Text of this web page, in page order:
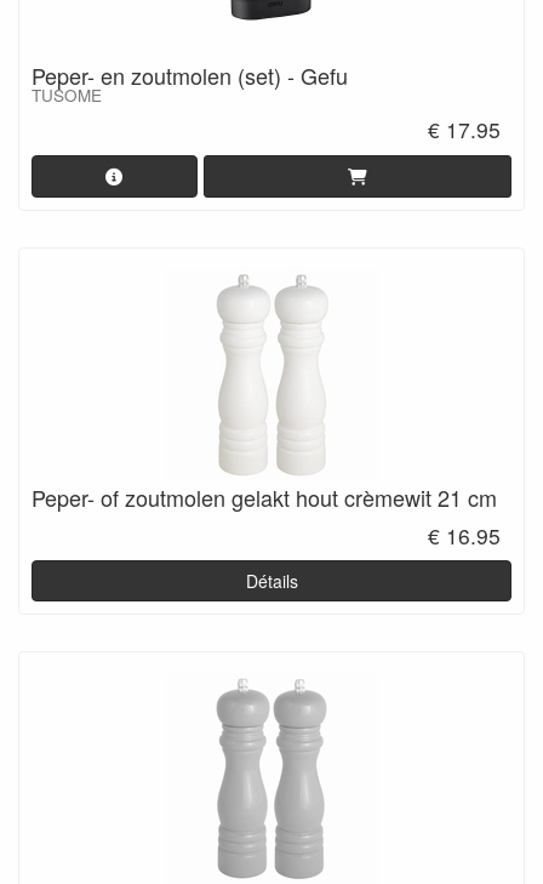
Peper- en zoutmolen (set) - Gefu
TUSOME
€ 17.95
Peper- of zoutmolen gelakt hout crèmewit 21 cm
€ 16.95
Détails